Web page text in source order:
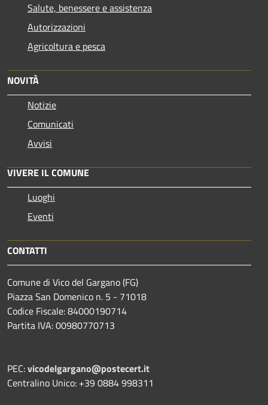
Salute, benessere e assistenza
Autorizzazioni
Agricoltura e pesca
NOVITÀ
Notizie
Comunicati
Avvisi
VIVERE IL COMUNE
Luoghi
Eventi
CONTATTI
Comune di Vico del Gargano (FG)
Piazza San Domenico n. 5 - 71018
Codice Fiscale: 84000190714
Partita IVA: 00980770713
PEC:vicodelgargano@postecert.it
Centralino Unico: +39 0884 998311